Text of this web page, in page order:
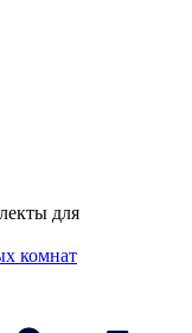
для
комнат